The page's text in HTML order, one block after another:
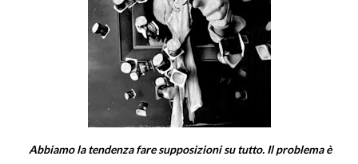
Abbiamo la tendenza fare supposizioni su tutto. Il problema è